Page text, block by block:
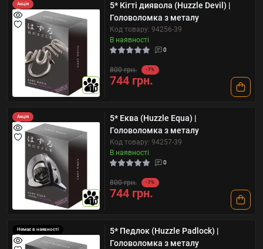
Акція
10
5* Кігті диявола (Huzzle Devil) |
Головоломка з металу
Код товару: 94256-39
В наявності
0
800 грн. -7%
744 грн.
Акція
10
5* Еква (Huzzle Equa) |
Головоломка з металу
Код товару: 94257-39
В наявності
0
800 грн. -7%
744 грн.
Немає в наявності
5* Педлок (Huzzle Padlock) |
Головоломка з металу